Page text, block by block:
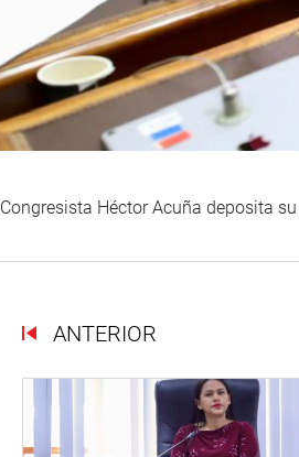
Congresista Héctor Acuña deposita
ANTERIOR